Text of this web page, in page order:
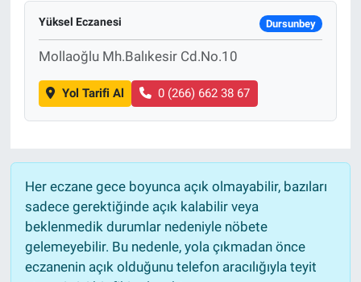
Yüksel Eczanesi Dursunbey
Mollaoğlu Mh.Balıkesir Cd.No.10
Yol Tarifi Al 0 (266) 662 38 67
Her eczane gece boyunca açık olmayabilir, bazıları
sadece gerektiğinde açık kalabilir veya
beklenmedik durumlar nedeniyle nöbete
gelemeyebilir. Bu nedenle, yola çıkmadan önce
eczanenin açık olduğunu telefon aracılığıyla teyit